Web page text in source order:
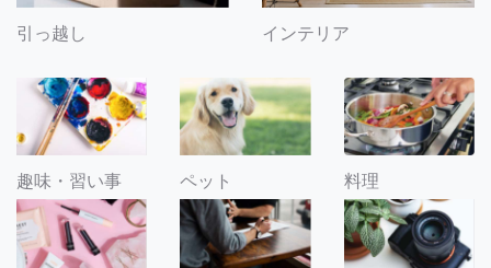
引っ越し インテリア
趣味・習い事 ペット 料理